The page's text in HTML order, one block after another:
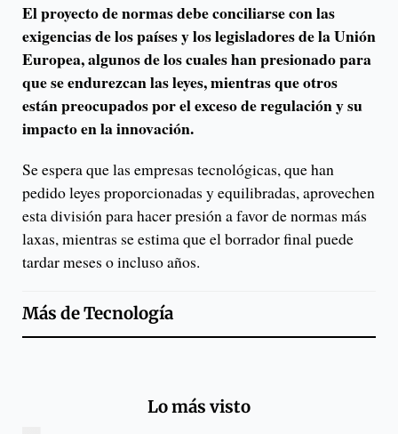
El proyecto de normas debe conciliarse con las
exigencias de los países y los legisladores de la Unión
Europea, algunos de los cuales han presionado para
que se endurezcan las leyes, mientras que otros
están preocupados por el exceso de regulación y su
impacto en la innovación.
Se espera que las empresas tecnológicas, que han
pedido leyes proporcionadas y equilibradas, aprovechen
esta división para hacer presión a favor de normas más
laxas, mientras se estima que el borrador final puede
tardar meses o incluso años.
Más deTecnología
Lo más visto